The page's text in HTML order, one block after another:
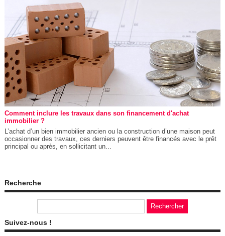
Comment inclure les travaux dans son financement d'achat
immobilier ?
L’achat d’un bien immobilier ancien ou la construction d’une maison peut
occasionner des travaux, ces derniers peuvent être financés avec le prêt
principal ou après, en sollicitant un...
Recherche
Suivez-nous !